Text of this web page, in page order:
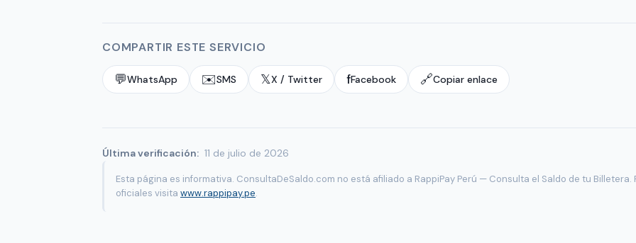
COMPARTIR ESTE SERVICIO
💬WhatsApp ✉️SMS 𝕏X / Twitter fFacebook 🔗Copiar enlace
Última verificación: 11 de julio de 2026
Esta página es informativa. ConsultaDeSaldo.com no está afiliado a RappiPay Perú — Consulta el Saldo de tu Billetera.
oficiales visita www.rappipay.pe.